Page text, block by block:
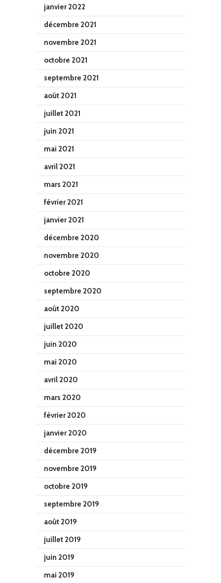
janvier 2022
décembre 2021
novembre 2021
octobre 2021
septembre 2021
août 2021
juillet 2021
juin 2021
mai 2021
avril 2021
mars 2021
février 2021
janvier 2021
décembre 2020
novembre 2020
octobre 2020
septembre 2020
août 2020
juillet 2020
juin 2020
mai 2020
avril 2020
mars 2020
février 2020
janvier 2020
décembre 2019
novembre 2019
octobre 2019
septembre 2019
août 2019
juillet 2019
juin 2019
mai 2019